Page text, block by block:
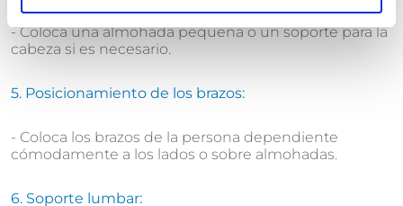
- Coloca una almohada pequeña o un soporte para la
cabeza si es necesario.
5. Posicionamiento de los brazos:
- Coloca los brazos de la persona dependiente
cómodamente a los lados o sobre almohadas.
6. Soporte lumbar: